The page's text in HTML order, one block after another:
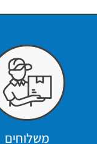
משלוחים